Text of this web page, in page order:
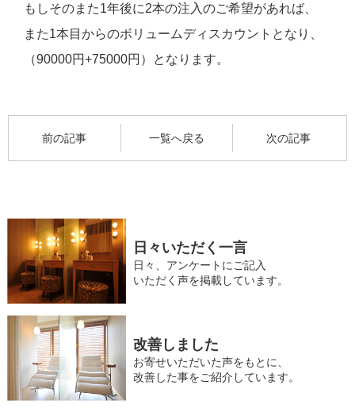
もしそのまた1年後に2本の注入のご希望があれば、
また1本目からのボリュームディスカウントとなり、
（90000円+75000円）となります。
前の記事 一覧へ戻る 次の記事
日々いただく一言
日々、アンケートにご記入
いただく声を掲載しています。
改善しました
お寄せいただいた声をもとに、
改善した事をご紹介しています。